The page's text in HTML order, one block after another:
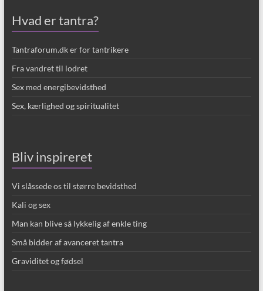
Hvad er tantra?
Tantraforum.dk er for tantrikere
Fra vandret til lodret
Sex med energibevidsthed
Sex, kærlighed og spiritualitet
Bliv inspireret
Vi slåssede os til større bevidsthed
Kali og sex
Man kan blive så lykkelig af enkle ting
Små bidder af avanceret tantra
Graviditet og fødsel